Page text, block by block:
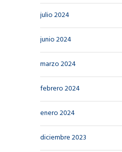
julio 2024
junio 2024
marzo 2024
febrero 2024
enero 2024
diciembre 2023